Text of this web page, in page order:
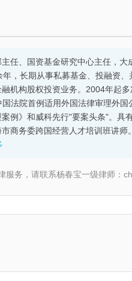
任、国资基金研究中心主任，大
，长期从事私募基金、投融资
机构股权投资业务。2004年起
法院首例适用外国法律审理外国
例》和威科先行"要案头条"。具
商务委跨国经营人才培训班讲师
服务，请联系杨春宝一级律师：